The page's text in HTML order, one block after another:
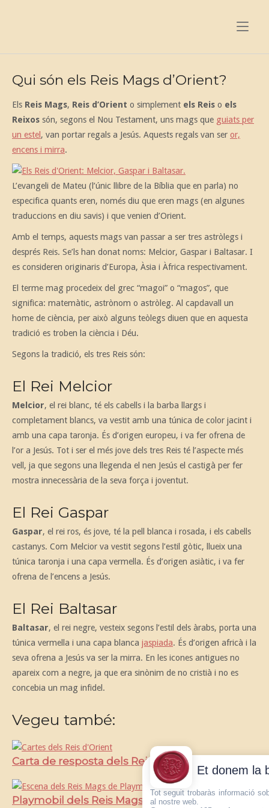
Qui són els Reis Mags d’Orient?
Els Reis Mags, Reis d’Orient o simplement els Reis o els
Reixos són, segons el Nou Testament, uns mags que guiats per
un estel , van portar regals a Jesús. Aquests regals van ser or,
encens i mirra.
L’evangeli de Mateu (l’únic llibre de la Bíblia que en parla) no
especifica quants eren, només diu que eren mags (en algunes
traduccions en diu savis) i que venien d’Orient.
Amb el temps, aquests mags van passar a ser tres astròlegs i
després Reis. Se’ls han donat noms: Melcior, Gaspar i Baltasar. I
es consideren originaris d’Europa, Àsia i Àfrica respectivament.
El terme mag procedeix del grec “magoi” o “magos”, que
significa: matemàtic, astrònom o astròleg. Al capdavall un
home de ciència, per això alguns teòlegs diuen que en aquesta
tradició es troben la ciència i Déu.
Segons la tradició, els tres Reis són:
El Rei Melcior
Melcior, el rei blanc, té els cabells i la barba llargs i
completament blancs, va vestit amb una túnica de color jacint i
amb una capa taronja. És d’origen europeu, i va fer ofrena de
l’or a Jesús. Tot i ser el més jove dels tres Reis té l’aspecte més
vell, ja que segons una llegenda el nen Jesús el castigà per fer
mostra innecessària de la seva força i joventut.
El Rei Gaspar
Gaspar, el rei ros, és jove, té la pell blanca i rosada, i els cabells
castanys. Com Melcior va vestit segons l’estil gòtic, llueix una
túnica taronja i una capa vermella. És d’origen asiàtic, i va fer
ofrena de l’encens a Jesús.
El Rei Baltasar
Baltasar, el rei negre, vesteix segons l’estil dels àrabs, porta una
túnica vermella i una capa blanca jaspiada. És d’origen africà i la
seva ofrena a Jesús va ser la mirra. En les icones antigues no
apareix com a negre, ja que era sinònim de no cristià i no es
concebia un mag infidel.
Vegeu també:
Carta de resposta dels Reis Mags d’Orient
Playmobil dels Reis Mags d’Orient
Et donem la
Tot seguit trobaràs informació
al nostre web.